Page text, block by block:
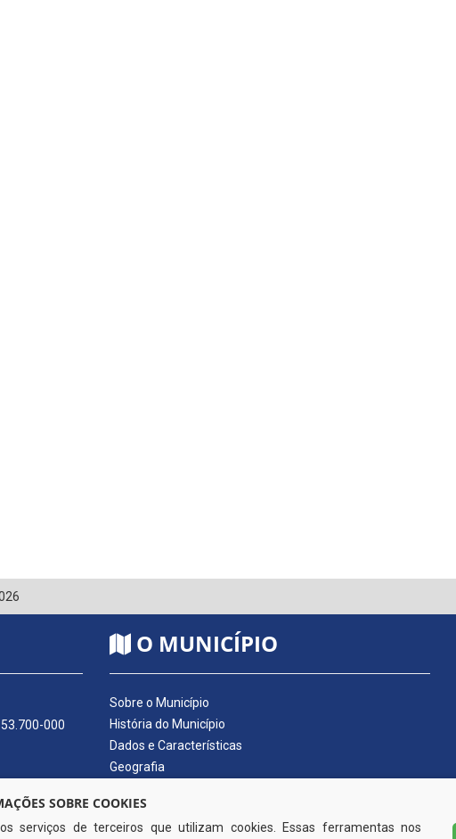
000
O MUNICÍPIO
Sobre o Município
História do Município
Dados e Características
Geografia
Símbolos do Município
Hino do Município
SOBRE COOKIES
serviços de terceiros que utilizam cookies. Essas ferramentas nos